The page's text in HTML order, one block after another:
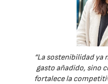
“La sostenibilidad ya
gasto añadido, sino
fortalece la